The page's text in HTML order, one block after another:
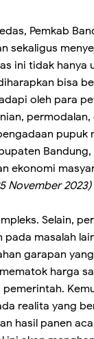
Pemkab
sekaligus
ini tidak hanya
bisa
oleh para
permodalan,
pupuk
ekonomi
November 2023)
Selain,
masalah
garapan
harga
realita yang
hasil panen